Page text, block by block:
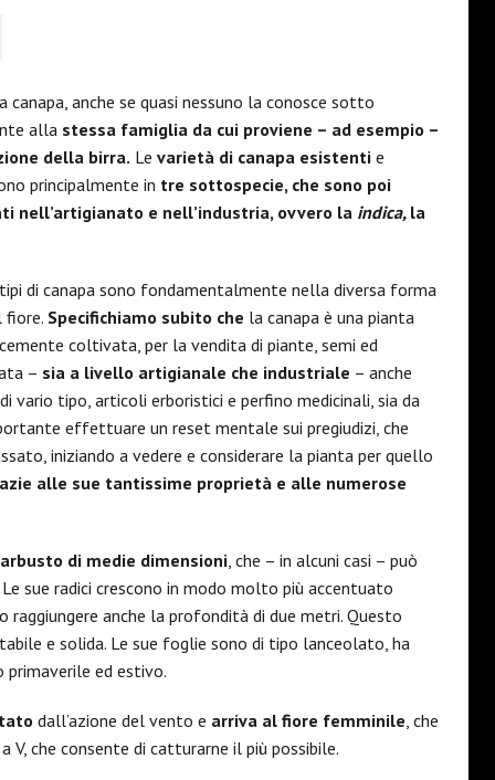
anche se quasi nessuno la conosce sotto
alla stessa famiglia da cui proviene – ad esempio –
della birra. Le varietà di canapa esistenti e
principalmente in tre sottospecie, che sono poi
nell’artigianato e nell’industria, ovvero la indica, la
di canapa sono fondamentalmente nella diversa forma
fiore. Specifichiamo subito che la canapa è una pianta
coltivata, per la vendita di piante, semi ed
– sia a livello artigianale che industriale – anche
vario tipo, articoli erboristici e perfino medicinali, sia da
effettuare un reset mentale sui pregiudizi, che
iniziando a vedere e considerare la pianta per quello
alle sue tantissime proprietà e alle numerose
arbusto di medie dimensioni, che – in alcuni casi – può
sue radici crescono in modo molto più accentuato
anche la profondità di due metri. Questo
e solida. Le sue foglie sono di tipo lanceolato, ha
primaverile ed estivo.
dall’azione del vento e arriva al fiore femminile, che
che consente di catturarne il più possibile.